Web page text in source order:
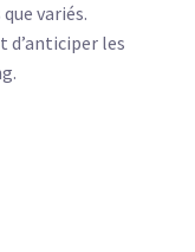
variés.
d’anticiper les